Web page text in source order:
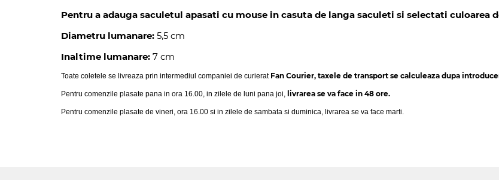
Pentru a adauga saculetul apasati cu mouse in casuta de langa saculeti si selectati culoarea
Diametru lumanare: 5,5 cm
Inaltime lumanare: 7 cm
Toate coletele se livreaza prin intermediul companiei de curieratFan Courier, taxele de transport se calculeaza dupa
Pentru comenzile plasate pana in ora 16.00, in zilele de luni pana joi, livrarea se va face in 48 ore.
Pentru comenzile plasate de vineri, ora 16.00 si in zilele de sambata si duminica, livrarea se va face marti.